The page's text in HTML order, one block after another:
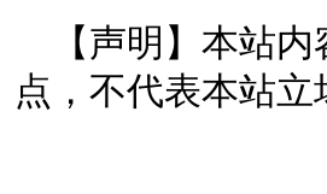
【声明】本站
点，不代表本站